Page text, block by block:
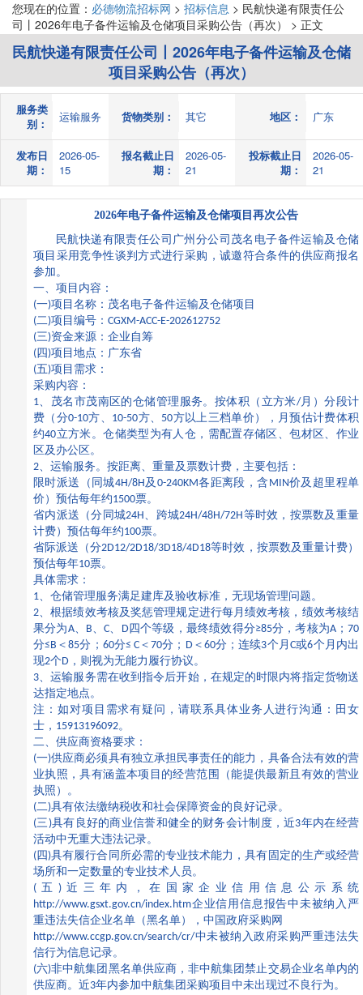
您现在的位置： 必德物流招标网 > 招标信息 > 民航快递有限责任公
司丨2026年电子备件运输及仓储项目采购公告（再次） > 正文
民航快递有限责任公司丨2026年电子备件运输及仓储
项目采购公告（再次）
服务类
别：
运输服务 货物类别： 其它 地区： 广东
发布日
期：
2026-05-
15
报名截止日
期：
2026-05-
21
投标截止日
期：
2026-05-
21
2026年电子备件运输及仓储项目再次公告
民航快递有限责任公司广州分公司茂名电子备件运输及仓储
项目采用竞争性谈判方式进行采购，诚邀符合条件的供应商报名
参加。
一、项目内容：
(一)项目名称：茂名电子备件运输及仓储项目
(二)项目编号： CGXM-ACC-E-202612752
(三)资金来源：企业自筹
(四 )项目地点：广东省
(五)项目需求：
采购内容：
1、茂名市茂南区的仓储管理服务。按体积（立方米/月）分段计
费（分0-10方、 10-50方、 50方以上三档单价），月预估计费体积
约40立方米。仓储类型为有人仓，需配置存储区、包材区、作业
区及办公区。
2、运输服务。按距离、重量及票数计费，主要包括：
限时派送（同城4H/8H及0-240KM各距离段，含 MIN价及超里程单
价）预估每年约1500票。
省内派送（分同城24H、跨城24H/48H/72H等时效，按票数及重量
计费）预估每年约100票。
省际派送（分2D12/2D18/3D18/4D18等时效，按票数及重量计费）
预估每年10票。
具体需求：
1、仓储管理服务满足建库及验收标准，无现场管理问题。
2、根据绩效考核及奖惩管理规定进行每月绩效考核，绩效考核结
果分为A、 B、C、 D四个等级，最终绩效得分≥85分，考核为A ；70
分≤B ＜85分； 60分≤ C ＜70分； D＜ 60分；连续3个月 C或6个月内出
现2个D ，则视为无能力履行协议。
3、运输服务需在收到指令后开始，在规定的时限内将指定货物送
达指定地点。
注：如对项目需求有疑问，请联系具体业务人进行沟通：田女
士， 15913196092。
二、供应商资格要求：
(一)供应商必须具有独立承担民事责任的能力，具备合法有效的营
业执照，具有涵盖本项目的经营范围（能提供最新且有效的营业
执照）。
(二)具有依法缴纳税收和社会保障资金的良好记录。
(三)具有良好的商业信誉和健全的财务会计制度，近3年内在经营
活动中无重大违法记录。
(四 )具有履行合同所必需的专业技术能力，具有固定的生产或经营
场所和一定数量的专业技术人员。
( 五 )近三年内，在国家企业信用信息公示系统
http://www.gsxt.gov.cn/index.htm企业信用信息报告中未被纳入严
重违法失信企业名单（黑名单），中国政府采购网
http://www.ccgp.gov.cn/search/cr/中未被纳入政府采购严重违法失
信行为信息记录。
(六)非中航集团黑名单供应商，非中航集团禁止交易企业名单内的
供应商。近3年内参加中航集团采购项目中未出现过不良行为。